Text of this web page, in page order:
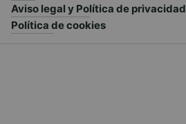
Aviso legal y Política de privacidad
Política de cookies